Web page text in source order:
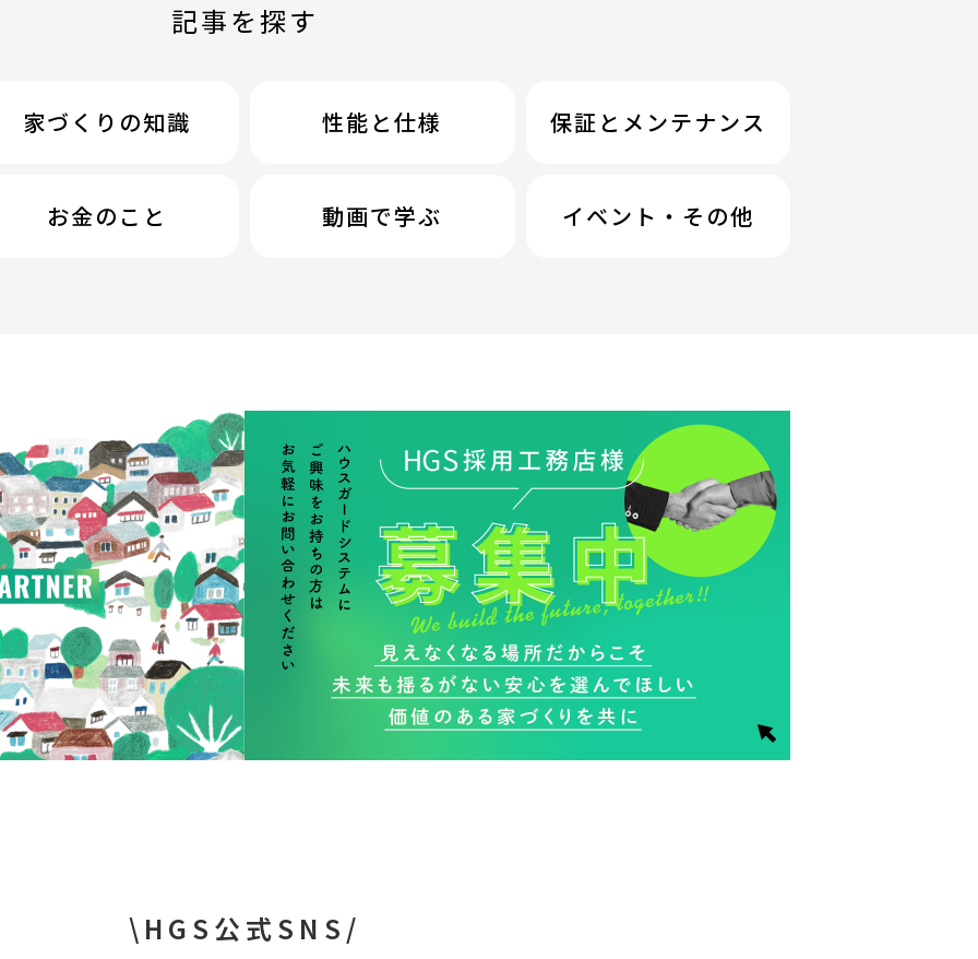
記事を探す
家づくりの知識 性能と仕様 保証とメンテナンス
お金のこと 動画で学ぶ イベント・その他
\HGS公式SNS/